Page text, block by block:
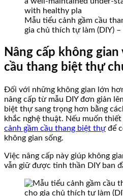
Mẫu tiểu cảnh gầm cầu
gia chủ thích tự làm (DIY)
Nâng cấp không
cầu thang biệt thự
Đối với những không gian lớn
nâng cấp từ mẫu DIY đơn giản
biệt thự sang trọng hơn bằng
khắc nghệ thuật. Nếu muốn
cảnh gầm cầu thang biệt thựđể
không gian sống.
Việc nâng cấp này giúp không
vẫn giữ được tinh thần DIY ban